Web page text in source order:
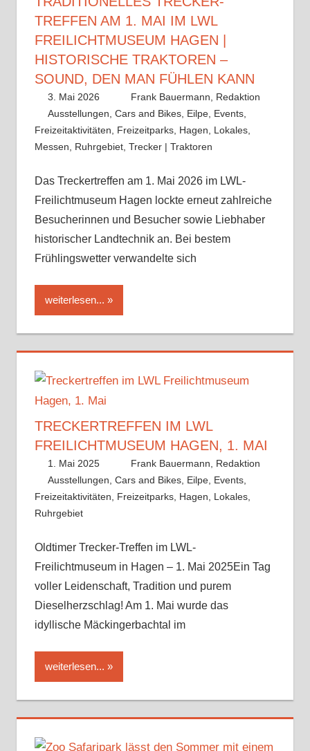
TREFFEN AM 1. MAI IM LWL
FREILICHTMUSEUM HAGEN |
HISTORISCHE TRAKTOREN –
SOUND, DEN MAN FÜHLEN KANN
3. Mai 2026
Frank Bauermann, Redaktion
Ausstellungen ,Cars and Bikes Eilpe Events
Freizeitaktivitäten
Freizeitparks, Hagen Lokales,
Messen
Ruhrgebiet, Trecker | Traktoren
Das Treckertreffen am 1. Mai 2026 im LWL-
Freilichtmuseum Hagen lockte erneut zahlreiche
Besucherinnen und Besucher sowie Liebhaber
historischer Landtechnik an. Bei bestem
Frühlingswetter verwandelte sich
weiterlesen...
TRECKERTREFFEN IM LWL
FREILICHTMUSEUM HAGEN, 1. MAI
1. Mai 2025
Frank Bauermann, Redaktion
Ausstellungen ,Cars and Bikes Eilpe Events
Freizeitaktivitäten
Freizeitparks, Hagen Lokales,
Ruhrgebiet
Oldtimer Trecker-Treffen im LWL-
Freilichtmuseum in Hagen – 1. Mai 2025Ein Tag
voller Leidenschaft, Tradition und purem
Dieselherzschlag! Am 1. Mai wurde das
idyllische Mäckingerbachtal im
weiterlesen...